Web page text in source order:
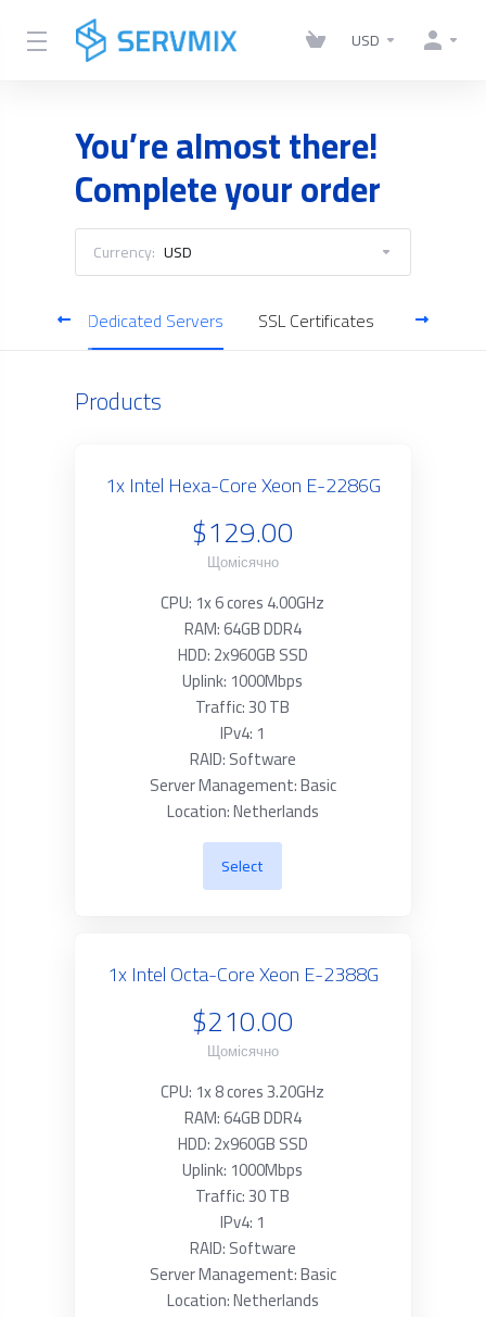
USD
You’re almost there!
Complete your order
Currency: USD
Dedicated Servers SSL Certificates Business
Products
1x Intel Hexa-Core Xeon E-2286G
$129.00
Щомісячно
CPU: 1x 6 cores 4.00GHz
RAM: 64GB DDR4
HDD: 2x960GB SSD
Uplink: 1000Mbps
Traffic: 30 TB
IPv4: 1
RAID: Software
Server Management: Basic
Location: Netherlands
Select
1x Intel Octa-Core Xeon E-2388G
$210.00
Щомісячно
CPU: 1x 8 cores 3.20GHz
RAM: 64GB DDR4
HDD: 2x960GB SSD
Uplink: 1000Mbps
Traffic: 30 TB
IPv4: 1
RAID: Software
Server Management: Basic
Location: Netherlands